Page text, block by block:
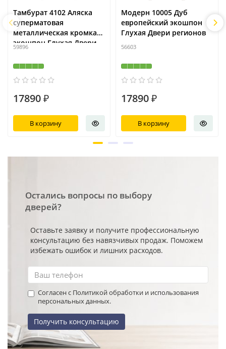
Тамбурат 4102 Аляска
суперматовая
металлическая кромка
экошпон Глухая Двери
59896
17890 ₽
В корзину
Модерн 10005 Дуб
европейский экошпон
Глухая Двери регионов
56603
17890 ₽
В корзину
Остались вопросы по выбору
дверей?
Оставьте заявку и получите профессиональную
консультацию без навязчивых продаж. Поможем
избежать ошибок и лишних расходов.
Согласен с Политикой обработки и использования
персональных данных.
Получить консультацию